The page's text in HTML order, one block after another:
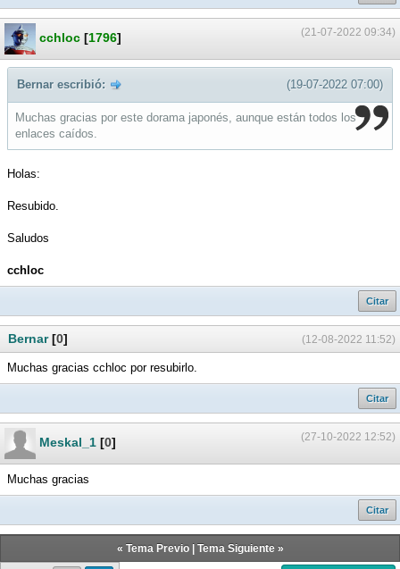
(21-07-2022 09:34)
cchloc [1796]
(19-07-2022 07:00)
Bernar escribió:
Muchas gracias por este dorama japonés, aunque están todos los
enlaces caídos.
Holas:
Resubido.
Saludos
cchloc
Citar
(12-08-2022 11:52)
Bernar[0]
Muchas gracias cchloc por resubirlo.
Citar
(27-10-2022 12:52)
Meskal_1 [0]
Muchas gracias
Citar
« Tema Previo| Tema Siguiente»